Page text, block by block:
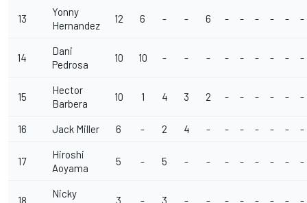
13
Yonny
Hernandez
12 6 - - 6 - - - - - -
14
Dani
Pedrosa
10 10 - - - - - - - - -
15
Hector
Barbera
10 1 4 3 2 - - - - - -
16 Jack Miller 6 - 2 4 - - - - - - -
17
Hiroshi
Aoyama
5 - 5 - - - - - - - -
18
Nicky
3 - 3 - - - - - - - -